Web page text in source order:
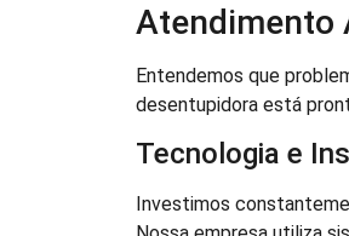
Atendimento
Entendemos que
desentupidora está
Tecnologia e
Investimos